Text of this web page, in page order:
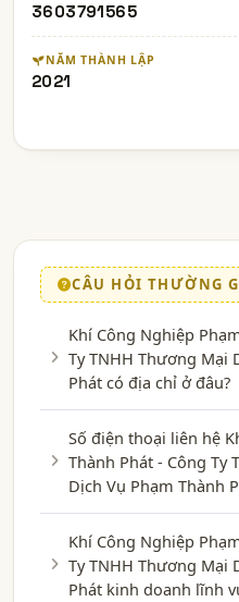
3603791565
NĂM THÀNH LẬP
2021
CÂU HỎI THƯỜNG
Khí Công Nghiệp
Ty TNHH Thương Mại
Phát có địa chỉ ở đâu?
Số điện thoại liên hệ
Thành Phát - Công Ty
Dịch Vụ Phạm Thành
Khí Công Nghiệp
Ty TNHH Thương Mại
Phát kinh doanh lĩnh